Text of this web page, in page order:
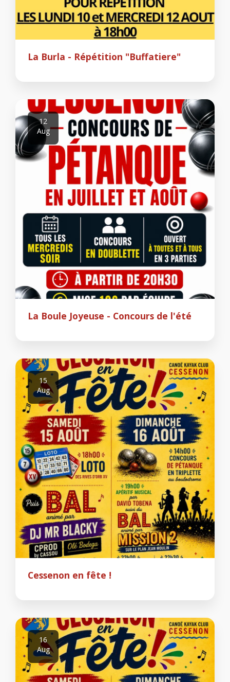
La Burla - Répétition "Buffatiere"
12
Aug
La Boule Joyeuse - Concours de l'été
15
Aug
Cessenon en fête !
16
Aug